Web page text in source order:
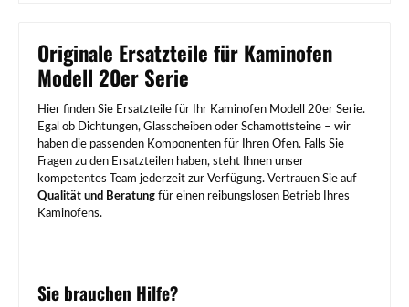
Originale Ersatzteile für Kaminofen
Modell 20er Serie
Hier finden Sie Ersatzteile für Ihr Kaminofen Modell 20er Serie.
Egal ob Dichtungen, Glasscheiben oder Schamottsteine – wir
haben die passenden Komponenten für Ihren Ofen. Falls Sie
Fragen zu den Ersatzteilen haben, steht Ihnen unser
kompetentes Team jederzeit zur Verfügung. Vertrauen Sie auf
Qualität und Beratung für einen reibungslosen Betrieb Ihres
Kaminofens.
Sie brauchen Hilfe?